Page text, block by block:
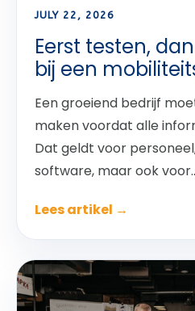
JULY 22, 2026
Eerst testen,
bij een
Een groeiend bedrijf
maken voordat alle
Dat geldt voor
software, maar ook
Lees artikel →